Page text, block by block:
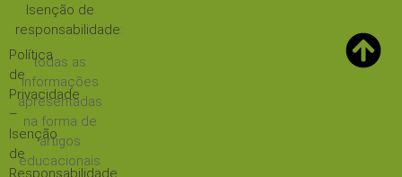
Política
de
Privacidade
–
Isenção
de
Responsabilidade
Isenção de
responsabilidade:
todas as
informações
apresentadas
na forma de
artigos
educacionais